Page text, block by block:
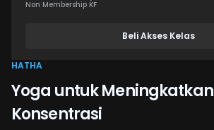
Non Membership KF
Beli Akses Kelas
HATHA
Yoga untuk Meningkatkan
Konsentrasi